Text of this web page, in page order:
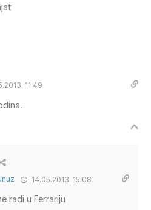
11:49
14.05.2013. 15:08
radi u Ferrariju